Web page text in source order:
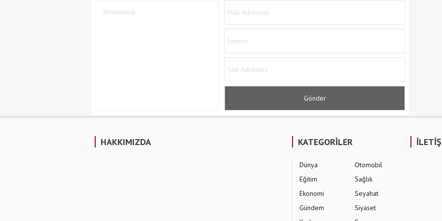
HAKKIMIZDA KATEGORİLER
Dünya
Eğitim
Ekonomi
Gündem
Otomobil
Sağlık
Seyahat
Siyaset